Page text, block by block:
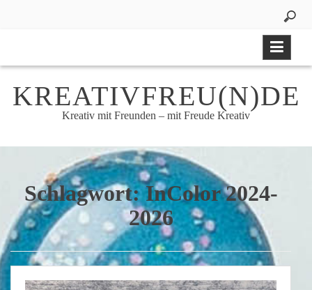
KREATIVFREU(N)DE
Kreativ mit Freunden – mit Freude Kreativ
Schlagwort:InColor 2024-
2026